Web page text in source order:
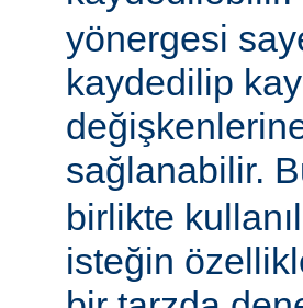
yönergesi
kaydedilip
sağlanabilir.
birlikte
isteğin